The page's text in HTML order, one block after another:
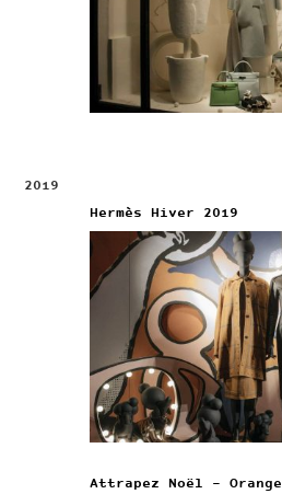
2019
Hermès Hiver 2019
Attrapez Noël – Orange